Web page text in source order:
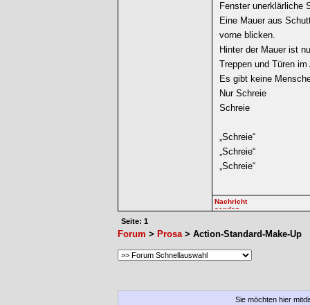
Fenster unerklärliche
Eine Mauer aus
vorne blicken.
Hinter der Mauer ist
Treppen und Türen
Es gibt keine
Nur Schreie
Schreie
„Schreie“
„Schreie“
„Schreie“
Seite: 1
Forum > Prosa> Action-Standard-Make-Up
Sie möchten hier